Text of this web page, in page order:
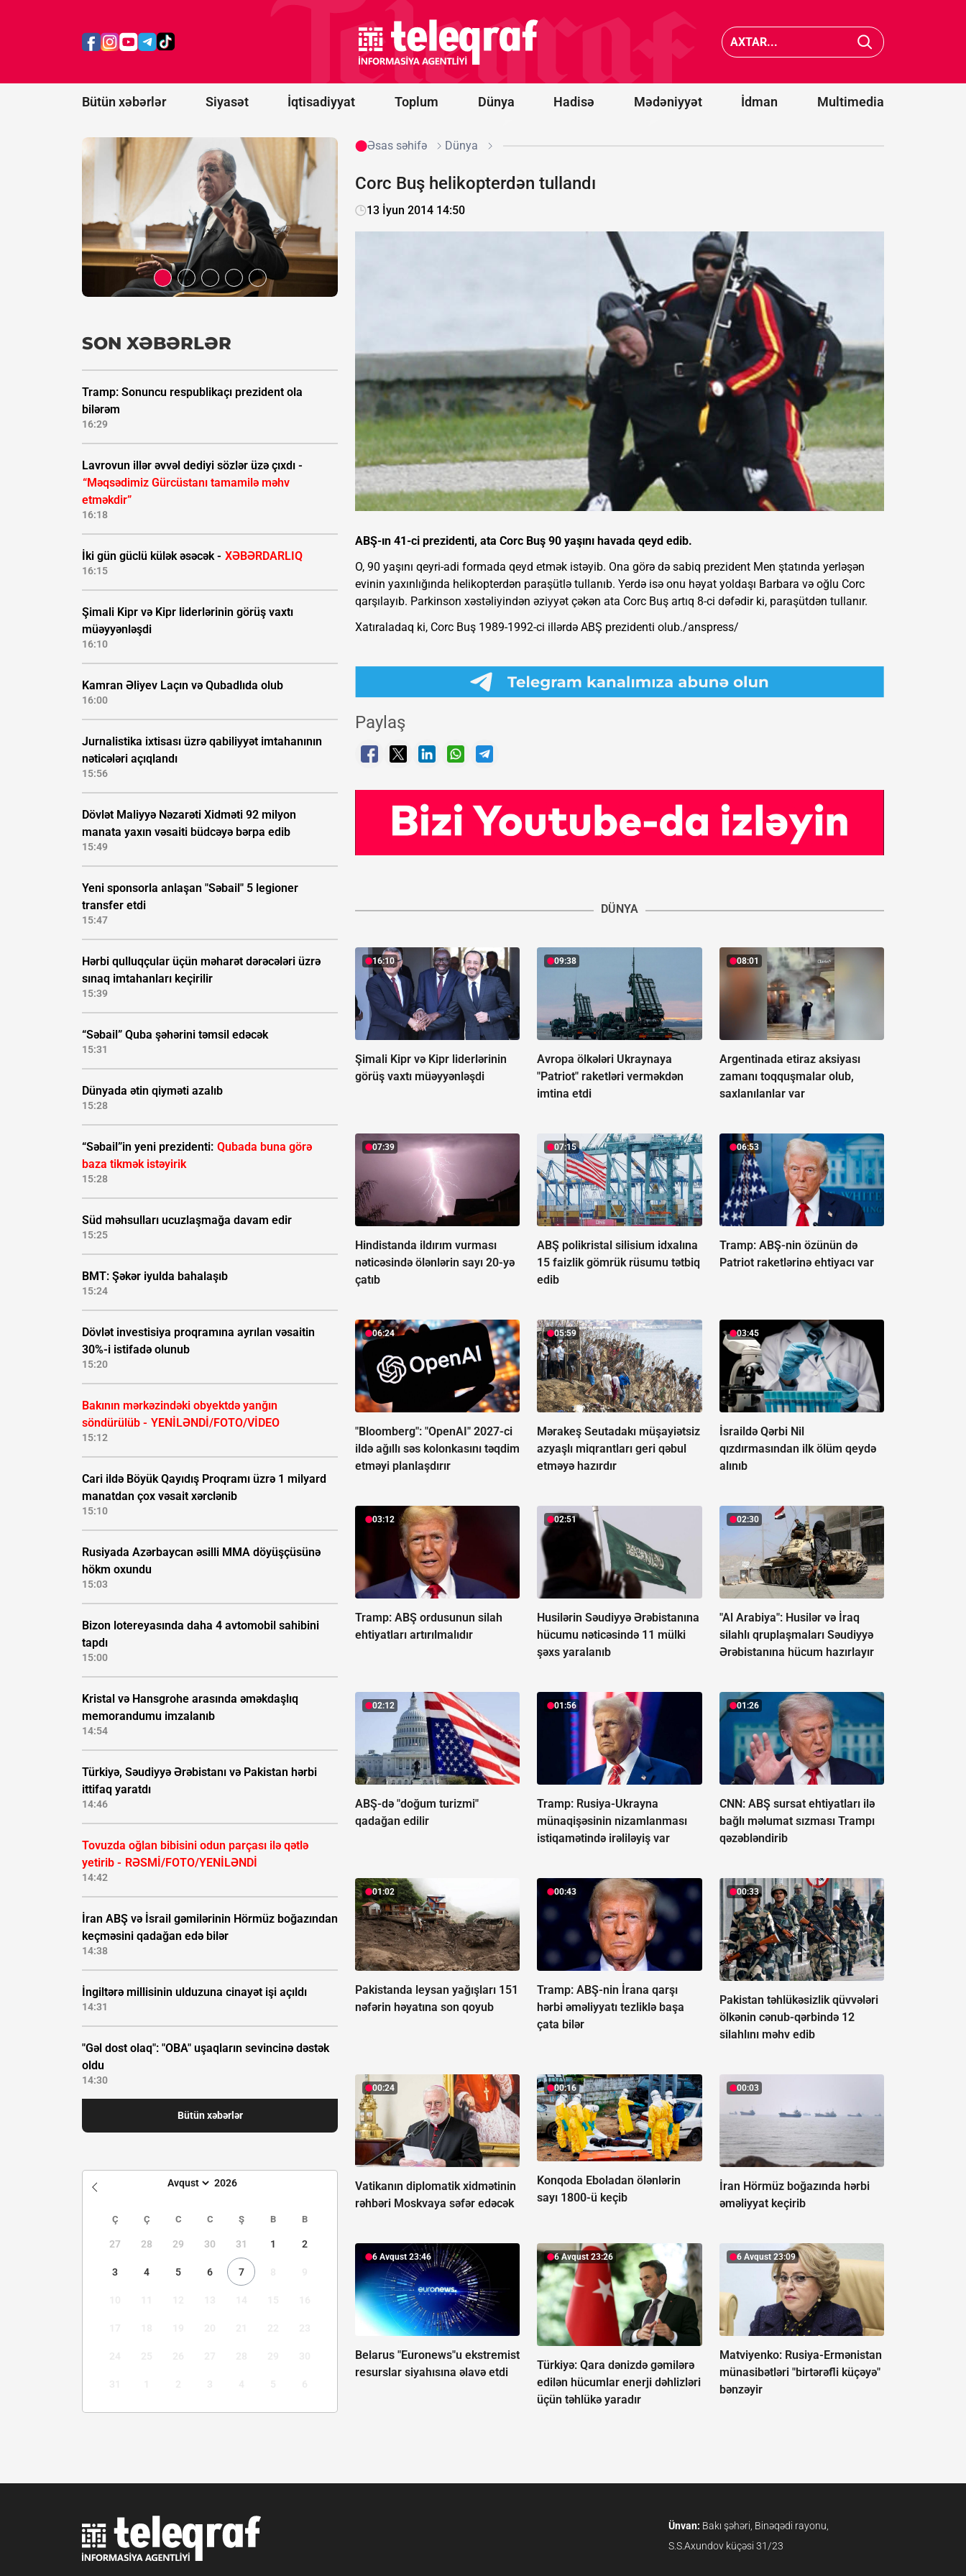
Bütün xəbərlər Siyasət İqtisadiyyat Toplum Dünya Hadisə Mədəniyyət İdman Multimedia
Gürcüstanı
etməkdir”
Xameneinin
səhhəti
kəskin
pisləşdi -
Hər an ölə
Saakaşvili:
Məni buna
görə
bilmirlər
SON XƏBƏRLƏR
Tramp: Sonuncu respublikaçı prezident ola
bilərəm
16:29
Lavrovun illər əvvəl dediyi sözlər üzə çıxdı -
“Məqsədimiz Gürcüstanı tamamilə məhv
etməkdir”
16:18
İki gün güclü külək əsəcək - XƏBƏRDARLIQ
16:15
Şimali Kipr və Kipr liderlərinin görüş vaxtı
müəyyənləşdi
16:10
Kamran Əliyev Laçın və Qubadlıda olub
16:00
Jurnalistika ixtisası üzrə qabiliyyət imtahanının
nəticələri açıqlandı
15:56
Dövlət Maliyyə Nəzarəti Xidməti 92 milyon
manata yaxın vəsaiti büdcəyə bərpa edib
15:49
Yeni sponsorla anlaşan "Səbail" 5 legioner
transfer etdi
15:47
Hərbi qulluqçular üçün məharət dərəcələri üzrə
sınaq imtahanları keçirilir
15:39
“Səbail” Quba şəhərini təmsil edəcək
15:31
Dünyada ətin qiyməti azalıb
15:28
“Səbail”in yeni prezidenti: Qubada buna görə
baza tikmək istəyirik
15:28
Süd məhsulları ucuzlaşmağa davam edir
15:25
BMT: Şəkər iyulda bahalaşıb
15:24
Dövlət investisiya proqramına ayrılan vəsaitin
30%-i istifadə olunub
15:20
Bakının mərkəzindəki obyektdə yanğın
söndürülüb - YENİLƏNDİ/FOTO/VİDEO
15:12
Cari ildə Böyük Qayıdış Proqramı üzrə 1 milyard
manatdan çox vəsait xərclənib
15:10
Rusiyada Azərbaycan əsilli MMA döyüşçüsünə
hökm oxundu
15:03
Bizon lotereyasında daha 4 avtomobil sahibini
tapdı
15:00
Kristal və Hansgrohe arasında əməkdaşlıq
memorandumu imzalanıb
14:54
Türkiyə, Səudiyyə Ərəbistanı və Pakistan hərbi
ittifaq yaratdı
14:46
Tovuzda oğlan bibisini odun parçası ilə qətlə
yetirib - RƏSMİ/FOTO/YENİLƏNDİ
14:42
İran ABŞ və İsrail gəmilərinin Hörmüz boğazından
keçməsini qadağan edə bilər
14:38
İngiltərə millisinin ulduzuna cinayət işi açıldı
14:31
"Gəl dost olaq": "OBA" uşaqların sevincinə dəstək
oldu
14:30
Bütün xəbərlər
Ç Ç C C Ş B B
27 28 29 30 31 1 2
3 4 5 6 7
Əsas səhifə Dünya
Corc Buş helikopterdən tullandı
13 İyun 2014 14:50
ABŞ-ın 41-ci prezidenti, ata Corc Buş 90 yaşını havada qeyd edib.
O, 90 yaşını qeyri-adi formada qeyd etmək istəyib. Ona görə də sabiq prezident Men ştatında yerləşən
evinin yaxınlığında helikopterdən paraşütlə tullanıb. Yerdə isə onu həyat yoldaşı Barbara və oğlu Corc
qarşılayıb. Parkinson xəstəliyindən əziyyət çəkən ata Corc Buş artıq 8-ci dəfədir ki, paraşütdən tullanır.
Xatıraladaq ki, Corc Buş 1989-1992-ci illərdə ABŞ prezidenti olub./anspress/
Paylaş
DÜNYA
16:10
Şimali Kipr və Kipr liderlərinin
görüş vaxtı müəyyənləşdi
09:38
Avropa ölkələri Ukraynaya
"Patriot" raketləri verməkdən
imtina etdi
08:01
Argentinada etiraz aksiyası
zamanı toqquşmalar olub,
saxlanılanlar var
07:39
Hindistanda ildırım vurması
nəticəsində ölənlərin sayı 20-yə
çatıb
07:15
ABŞ polikristal silisium idxalına
15 faizlik gömrük rüsumu tətbiq
edib
06:53
Tramp: ABŞ-nin özünün də
Patriot raketlərinə ehtiyacı var
06:24
"Bloomberg": "OpenAI" 2027-ci
ildə ağıllı səs kolonkasını təqdim
etməyi planlaşdırır
05:59
Mərakeş Seutadakı müşayiətsiz
azyaşlı miqrantları geri qəbul
etməyə hazırdır
03:45
İsraildə Qərbi Nil
qızdırmasından ilk ölüm qeydə
alınıb
03:12
Tramp: ABŞ ordusunun silah
ehtiyatları artırılmalıdır
02:51
Husilərin Səudiyyə Ərəbistanına
hücumu nəticəsində 11 mülki
şəxs yaralanıb
02:30
"Al Arabiya": Husilər və İraq
silahlı qruplaşmaları Səudiyyə
Ərəbistanına hücum hazırlayır
02:12
ABŞ-də "doğum turizmi"
qadağan edilir
01:56
Tramp: Rusiya-Ukrayna
münaqişəsinin nizamlanması
istiqamətində irəliləyiş var
01:26
CNN: ABŞ sursat ehtiyatları ilə
bağlı məlumat sızması Trampı
qəzəbləndirib
01:02
Pakistanda leysan yağışları 151
nəfərin həyatına son qoyub
00:43
Tramp: ABŞ-nin İrana qarşı
hərbi əməliyyatı tezliklə başa
çata bilər
00:33
Pakistan təhlükəsizlik qüvvələri
ölkənin cənub-qərbində 12
silahlını məhv edib
00:24
Vatikanın diplomatik xidmətinin
rəhbəri Moskvaya səfər edəcək
00:16
Konqoda Eboladan ölənlərin
sayı 1800-ü keçib
00:03
İran Hörmüz boğazında hərbi
əməliyyat keçirib
6 Avqust 23:46
Belarus "Euronews"u ekstremist
resurslar siyahısına əlavə etdi
6 Avqust 23:26
Türkiyə: Qara dənizdə gəmilərə
edilən hücumlar enerji dəhlizləri
üçün təhlükə yaradır
6 Avqust 23:09
Matviyenko: Rusiya-Ermənistan
münasibətləri "birtərəfli küçəyə"
bənzəyir
Ünvan: Bakı şəhəri, Binəqədi rayonu,
S.S.Axundov küçəsi 31/23